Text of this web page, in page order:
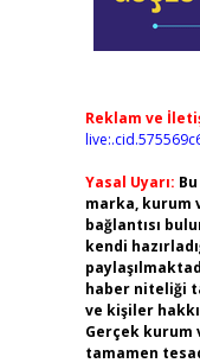
Reklam ve
Yasal Uyarı:
marka, kurum
bağlantısı
kendi
haber niteliği
ve kişiler
Gerçek
tamamen